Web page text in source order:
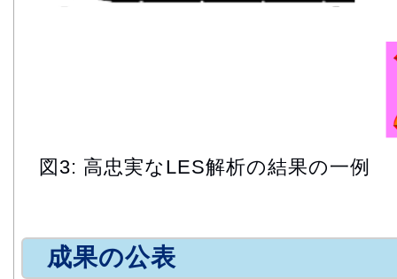
図3: 高忠実なLES解析の結果の一例
成果の公表